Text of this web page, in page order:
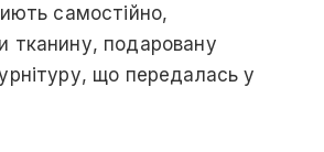
самостійно,
тканину, подаровану
що передалась у